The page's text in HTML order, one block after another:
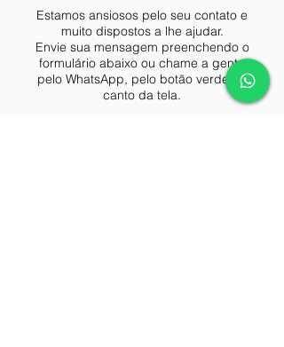
Estamos ansiosos pelo seu contato e
muito dispostos a lhe ajudar.
Envie sua mensagem preenchendo o
formulário abaixo ou chame a gente
pelo WhatsApp, pelo botão verde no
canto da tela.